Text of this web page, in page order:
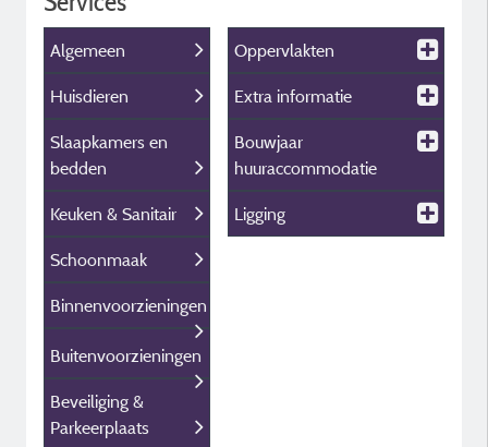
Algemeen
Huisdieren
Slaapkamers en
bedden
Keuken & Sanitair
Schoonmaak
Binnenvoorzieningen
Buitenvoorzieningen
Beveiliging &
Parkeerplaats
Oppervlakten
Extra informatie
Bouwjaar
huuraccommodatie
Ligging